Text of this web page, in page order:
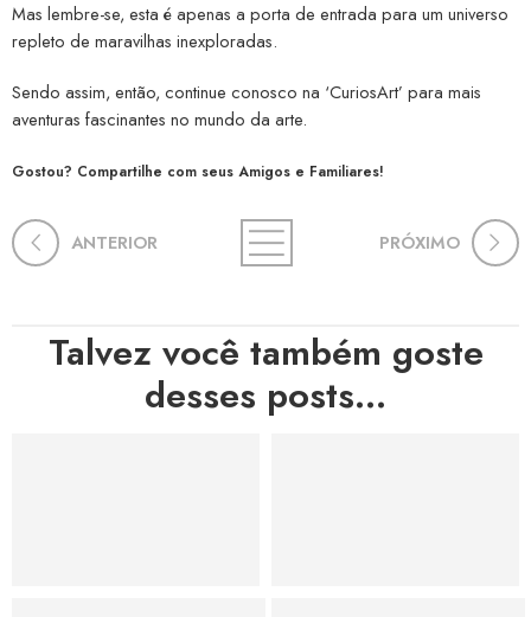
Mas lembre-se, esta é apenas a porta de entrada para um universo
repleto de maravilhas inexploradas.
Sendo assim, então, continue conosco na ‘CuriosArt’ para mais
aventuras fascinantes no mundo da arte.
Gostou? Compartilhe com seus Amigos e Familiares!
ANTERIOR PRÓXIMO
Talvez você também goste
desses posts...